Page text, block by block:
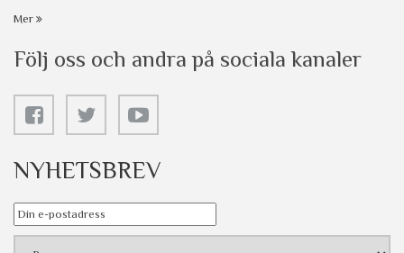
Mer
Följ oss och andra på sociala kanaler
NYHETSBREV